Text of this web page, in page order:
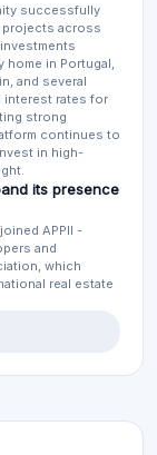
successfully
across
in Portugal,
and several
interest rates for
strong
continues to
in high-
its presence
APPII -
and
which
real estate